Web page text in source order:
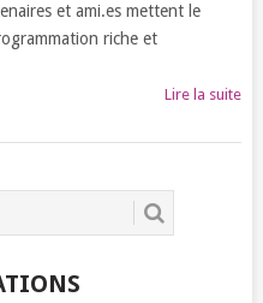
et ami.es mettent le
riche et
Lire la suite